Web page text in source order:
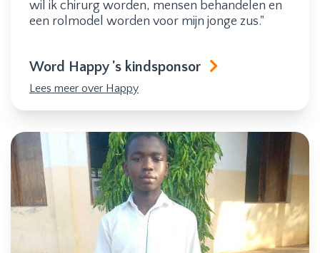
wil ik chirurg worden, mensen behandelen en
een rolmodel worden voor mijn jonge zus."
Word Happy 's kindsponsor
Lees meer over Happy